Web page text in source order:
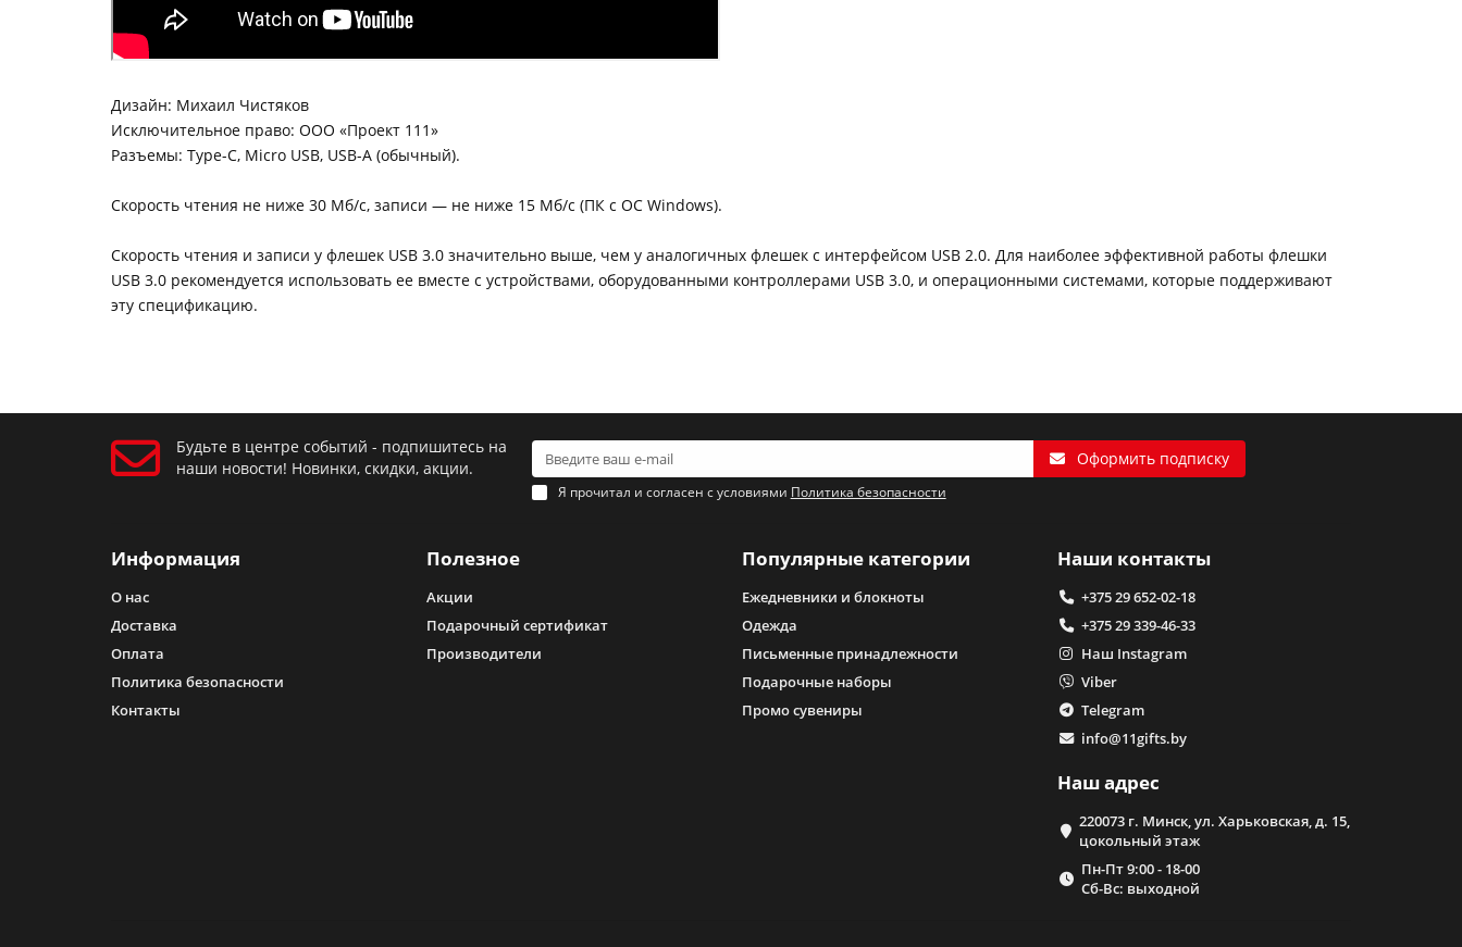
Дизайн: Михаил Чистяков
Исключительное право: ООО «Проект 111»
Разъемы: Type-C, Micro USB, USB-A (обычный).
Скорость чтения не ниже 30 Мб/с, записи — не ниже 15 Мб/с (ПК с ОС Windows).
Скорость чтения и записи у флешек USB 3.0 значительно выше, чем у аналогичных флешек с интерфейсом USB 2.0. Для наиболее эффективной работы флешки
USB 3.0 рекомендуется использовать ее вместе с устройствами, оборудованными контроллерами USB 3.0, и операционными системами, которые поддерживают
эту спецификацию.
Будьте в центре событий - подпишитесь на
наши новости! Новинки, скидки, акции.
Оформить подписку
Я прочитал и согласен с условиями Политика безопасности
Информация
О нас
Доставка
Оплата
Политика безопасности
Контакты
Полезное
Акции
Подарочный сертификат
Производители
Популярные категории
Ежедневники и блокноты
Одежда
Письменные принадлежности
Подарочные наборы
Промо сувениры
Наши контакты
+375 29 652-02-18
+375 29 339-46-33
Наш Instagram
Viber
Telegram
info@11gifts.by
Наш адрес
220073 г. Минск, ул. Харьковская, д. 15,
цокольный этаж
Пн-Пт 9:00 - 18-00
Сб-Вс: выходной